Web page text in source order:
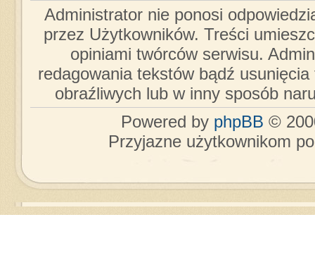
Administrator nie ponosi
przez Użytkowników. Treści
opiniami twórców serwisu.
redagowania tekstów bądź
obraźliwych lub w inny sposób
Powered by phpBB ©
Przyjazne użytkownikom